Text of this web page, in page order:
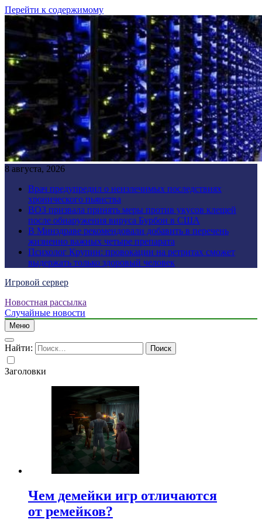
Перейти к содержимому
8 августа, 2026
Врач предупредил о неизлечимых последствиях
хронического пьянства
ВОЗ призвала принять меры против укусов клещей
после обнаружения вируса Бурбон в США
В Минздраве рекомендовали добавить в перечень
жизненно важных четыре препарата
Психолог Крупин: провокации на ретритах сможет
выдержать только здоровый человек
Игровой сервер
Новостная рассылка
Случайные новости
Меню
Найти:
Заголовки
Чем демейки игр отличаются
от ремейков?